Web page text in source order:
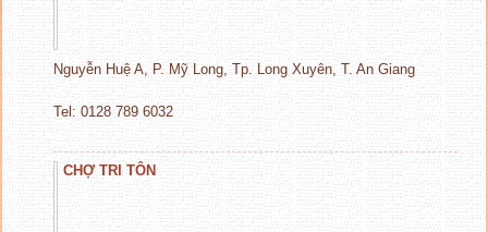
Nguyễn Huệ A, P. Mỹ Long, Tp. Long Xuyên, T. An Giang
Tel: 0128 789 6032
CHỢ TRI TÔN